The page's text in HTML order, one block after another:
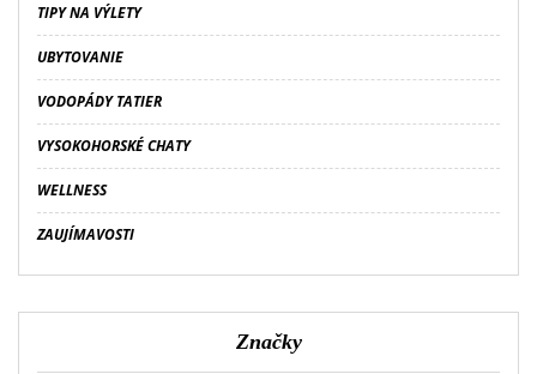
TIPY NA VÝLETY
UBYTOVANIE
VODOPÁDY TATIER
VYSOKOHORSKÉ CHATY
WELLNESS
ZAUJÍMAVOSTI
Značky